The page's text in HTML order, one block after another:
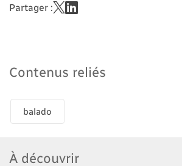
Partager :
Contenus reliés
balado
À découvrir